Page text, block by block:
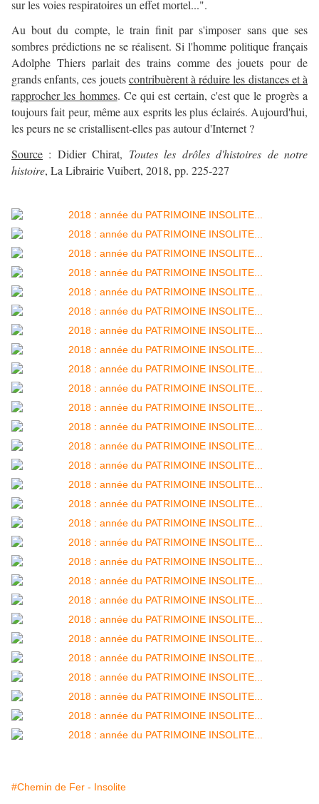
sur les voies respiratoires un effet mortel...".
Au bout du compte, le train finit par s'imposer sans que ses
sombres prédictions ne se réalisent. Si l'homme politique français
Adolphe Thiers parlait des trains comme des jouets pour de
grands enfants, ces jouetscontribuèrent à réduire les distances et à
rapprocher les hommes. Ce qui est certain, c'est que le progrès a
toujours fait peur, même aux esprits les plus éclairés. Aujourd'hui,
les peurs ne se cristallisent-elles pas autour d'Internet ?
Source : Didier Chirat, Toutes les drôles d'histoires de notre
histoire, La Librairie Vuibert, 2018, pp. 225-227
#Chemin de Fer - Insolite